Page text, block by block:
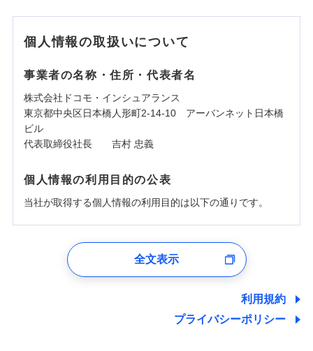
個人情報の取扱いについて
事業者の名称・住所・代表者名
株式会社ドコモ・インシュアランス
東京都中央区日本橋人形町2-14-10 アーバンネット日本橋
ビル
代表取締役社長 吉村 忠義
個人情報の利用目的の公表
当社が取得する個人情報の利用目的は以下の通りです。
ユーザー登録受付および、管理のため
しくは委託を受けている保険会社・提携会社の保険その他に
関する情報を提供し、金融商品等の契約を勧奨するため、ま
た維持管理等の委託業務遂行のため、またそれらに付帯、関
全文表示
利用規約
プライバシーポリシー